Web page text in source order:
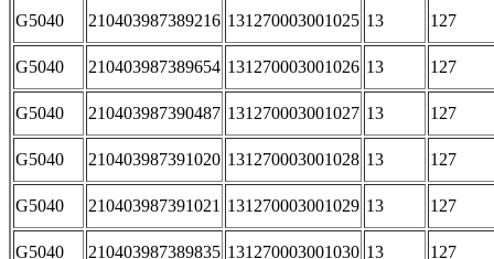
G5040 210403987389216 131270003001025 13 127
G5040 210403987389654 131270003001026 13 127
G5040 210403987390487 131270003001027 13 127
G5040 210403987391020 131270003001028 13 127
G5040 210403987391021 131270003001029 13 127
G5040 210403987389835 131270003001030 13 127